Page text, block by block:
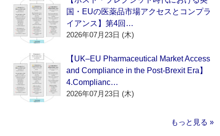
国・EUの医薬品市場アクセスとコンプラ
イアンス】第4回…
2026年07月23日 (木)
【UK–EU Pharmaceutical Market Access
and Compliance in the Post-Brexit Era】
4.Complianc…
2026年07月23日 (木)
もっと見る »